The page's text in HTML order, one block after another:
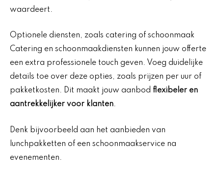
waardeert.
Optionele diensten, zoals catering of schoonmaak
Catering en schoonmaakdiensten kunnen jouw offerte
een extra professionele touch geven. Voeg duidelijke
details toe over deze opties, zoals prijzen per uur of
pakketkosten. Dit maakt jouw aanbod flexibeler en
aantrekkelijker voor klanten.
Denk bijvoorbeeld aan het aanbieden van
lunchpakketten of een schoonmaakservice na
evenementen.